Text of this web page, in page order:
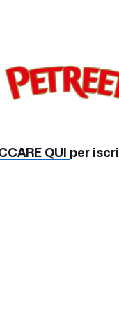
QUI per